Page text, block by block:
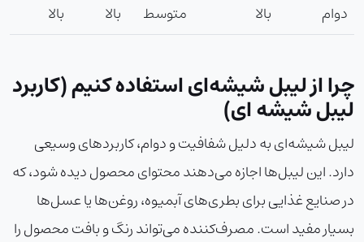
دوام بالا متوسط بالا بالا
چرا از لیبل شیشه‌ای استفاده کنیم (کاربرد
لیبل شیشه ای)
لیبل شیشه‌ای به دلیل شفافیت و دوام، کاربردهای وسیعی
دارد. این لیبل‌ها اجازه می‌دهند محتوای محصول دیده شود، که
در صنایع غذایی برای بطری‌های آبمیوه، روغن‌ها یا عسل‌ها
بسیار مفید است. مصرف‌کننده می‌تواند رنگ و بافت محصول را